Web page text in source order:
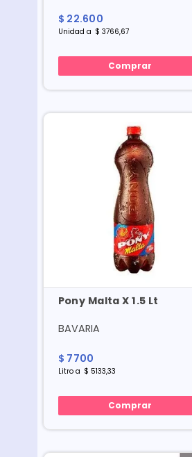
$ 22.600
Unidad a $ 3766,67
Comprar
Pony Malta X 1.5 Lt
BAVARIA
$ 7700
Litroa $ 5133,33
Comprar